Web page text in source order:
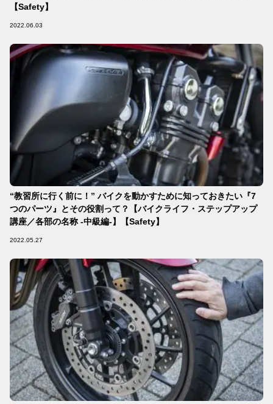
【Safety】
2022.06.03
“教習所に行く前に！” バイクを動かすために知っておきたい『7
つのパーツ』とその役割って？【バイクライフ・ステップアップ
講座／各部の名称 -中級編-】【Safety】
2022.05.27